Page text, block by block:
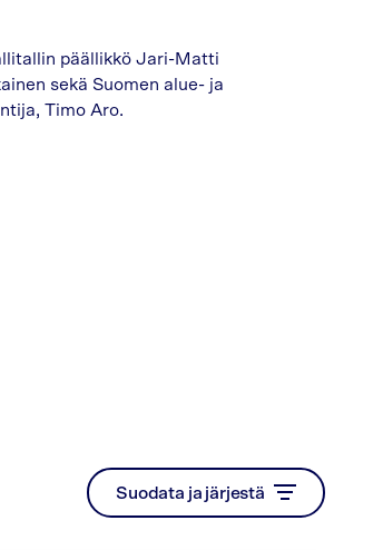
päällikkö Jari-Matti
sekä Suomen alue- ja
Timo Aro.
Suodata ja järjestä